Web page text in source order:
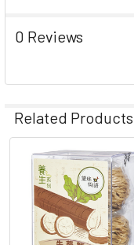
0 Reviews
Related Products
Related
Products